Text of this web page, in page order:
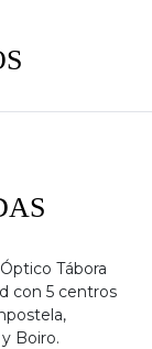
Tábora
con 5 centros
Boiro.